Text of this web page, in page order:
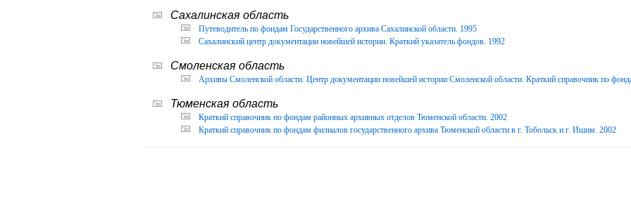
Сахалинская область
Путеводитель по фондам Государственного архива Сахалинской области. 1995
Сахалинский центр документации новейшей истории. Краткий указатель фондов. 1992
Смоленская область
Архивы Смоленской области. Центр документации новейшей истории Смоленской области. Краткий справочник по
Тюменская область
Краткий справочник по фондам районных архивных отделов Тюменской области. 2002
Краткий справочник по фондам филиалов государственного архива Тюменской области в г. Тобольск и г. Ишим. 2002